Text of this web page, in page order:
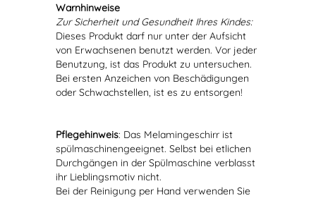
Warnhinweise
Zur Sicherheit und Gesundheit Ihres Kindes:
Dieses Produkt darf nur unter der Aufsicht
von Erwachsenen benutzt werden. Vor jeder
Benutzung, ist das Produkt zu untersuchen.
Bei ersten Anzeichen von Beschädigungen
oder Schwachstellen, ist es zu entsorgen!
Pflegehinweis: Das Melamingeschirr ist
spülmaschinengeeignet. Selbst bei etlichen
Durchgängen in der Spülmaschine verblasst
ihr Lieblingsmotiv nicht.
Bei der Reinigung per Hand verwenden Sie